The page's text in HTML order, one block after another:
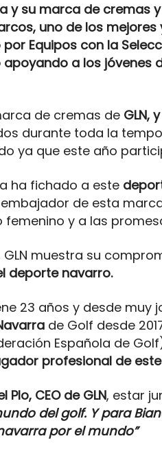
y su marca de cremas
uno de los
Equipos con la
a los jóvenes
de cremas de GLN,
durante toda la
ya que este año
ha fichado a este
de esta
y a las
muestra su
deporte navarro.
23 años y desde
de Golf desde
Española de
profesional de
Plo, CEO de GLN, estar
del golf. Y para
por el mundo”